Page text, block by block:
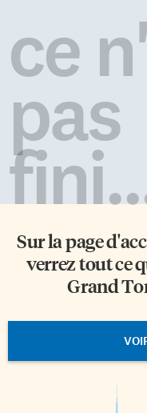
ce
pas
Sur la page
verrez tout ce
Grand